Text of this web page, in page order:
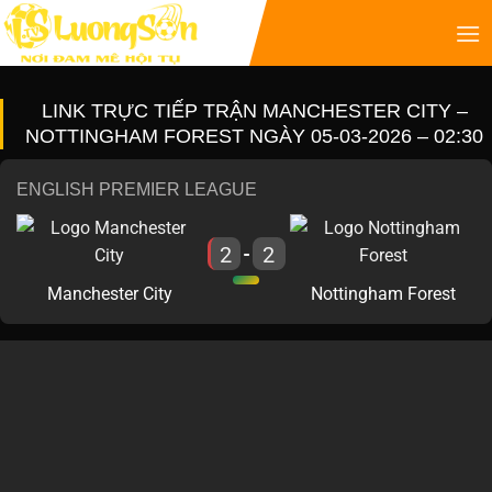
LINK TRỰC TIẾP TRẬN MANCHESTER CITY –
NOTTINGHAM FOREST NGÀY 05-03-2026 – 02:30
ENGLISH PREMIER LEAGUE
Manchester City
2 - 2
Nottingham Forest